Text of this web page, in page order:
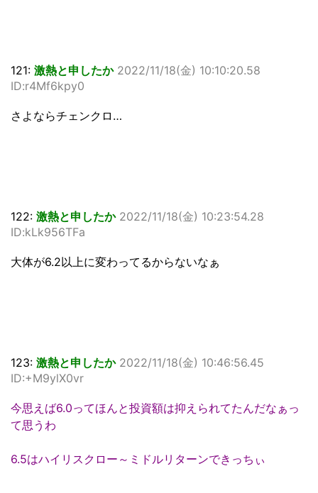
121: 激熱と申したか 2022/11/18(金) 10:10:20.58
ID:r4Mf6kpy0
さよならチェンクロ…
122: 激熱と申したか 2022/11/18(金) 10:23:54.28
ID:kLk956TFa
大体が6.2以上に変わってるからないなぁ
123: 激熱と申したか 2022/11/18(金) 10:46:56.45
ID:+M9ylX0vr
今思えば6.0ってほんと投資額は抑えられてたんだなぁっ
て思うわ
6.5はハイリスクロー～ミドルリターンできっちぃ